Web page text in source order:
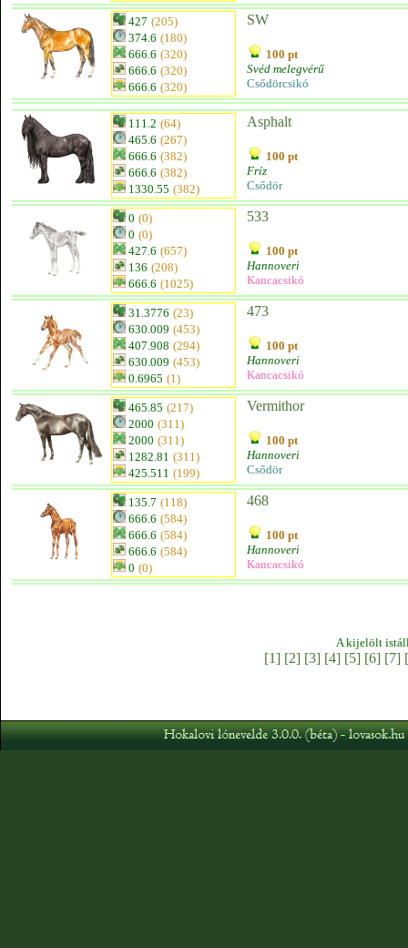
427 (205)
374.6 (180)
666.6 (320)
666.6 (320)
666.6 (320)
SW
100 pt
Svéd melegvérű
Csődörcsikó
111.2 (64)
465.6 (267)
666.6 (382)
666.6 (382)
1330.55 (382)
Asphalt
100 pt
Fríz
Csődör
0 (0)
0 (0)
427.6 (657)
136 (208)
666.6 (1025)
533
100 pt
Hannoveri
Kancacsikó
31.3776 (23)
630.009 (453)
407.908 (294)
630.009 (453)
0.6965 (1)
473
100 pt
Hannoveri
Kancacsikó
465.85 (217)
2000 (311)
2000 (311)
1282.81 (311)
425.511 (199)
Vermithor
100 pt
Hannoveri
Csődör
135.7 (118)
666.6 (584)
666.6 (584)
666.6 (584)
0 (0)
468
100 pt
Hannoveri
Kancacsikó
A kijelölt
[1] [2] [3] [4] [5] [6] [7]